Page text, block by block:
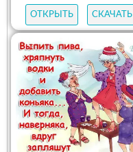
ОТКРЫТЬ СКАЧАТЬ